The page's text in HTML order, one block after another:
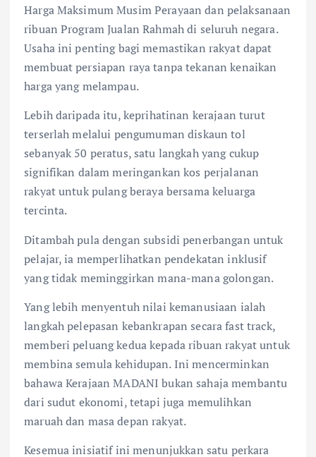
Harga Maksimum Musim Perayaan dan pelaksanaan
ribuan Program Jualan Rahmah di seluruh negara.
Usaha ini penting bagi memastikan rakyat dapat
membuat persiapan raya tanpa tekanan kenaikan
harga yang melampau.
Lebih daripada itu, keprihatinan kerajaan turut
terserlah melalui pengumuman diskaun tol
sebanyak 50 peratus, satu langkah yang cukup
signifikan dalam meringankan kos perjalanan
rakyat untuk pulang beraya bersama keluarga
tercinta.
Ditambah pula dengan subsidi penerbangan untuk
pelajar, ia memperlihatkan pendekatan inklusif
yang tidak meminggirkan mana-mana golongan.
Yang lebih menyentuh nilai kemanusiaan ialah
langkah pelepasan kebankrapan secara fast track,
memberi peluang kedua kepada ribuan rakyat untuk
membina semula kehidupan. Ini mencerminkan
bahawa Kerajaan MADANI bukan sahaja membantu
dari sudut ekonomi, tetapi juga memulihkan
maruah dan masa depan rakyat.
Kesemua inisiatif ini menunjukkan satu perkara